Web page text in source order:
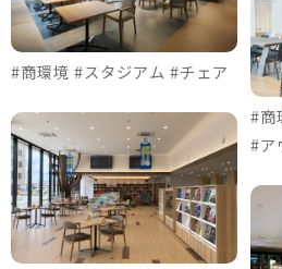
#商環境 #スタジアム #チェア
#商
#ア